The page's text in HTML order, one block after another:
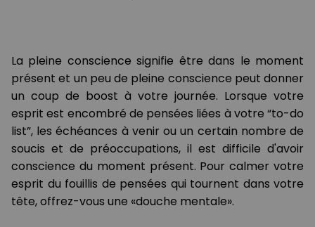
La pleine conscience signifie être dans le moment
présent et un peu de pleine conscience peut donner
un coup de boost à votre journée. Lorsque votre
esprit est encombré de pensées liées à votre “to-do
list”, les échéances à venir ou un certain nombre de
soucis et de préoccupations, il est difficile d'avoir
conscience du moment présent. Pour calmer votre
esprit du fouillis de pensées qui tournent dans votre
tête, offrez-vous une «douche mentale».